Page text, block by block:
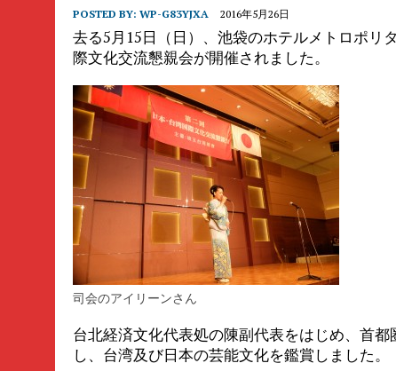
POSTED BY: WP-G83YJXA 2016年5月26日
去る5月15日（日）、池袋のホテルメトロポリ
際文化交流懇親会が開催されました。
司会のアイリーンさん
台北経済文化代表処の陳副代表をはじめ、首
し、台湾及び日本の芸能文化を鑑賞しました。